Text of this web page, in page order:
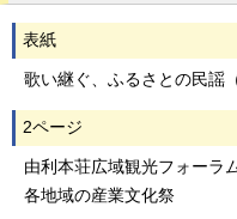
表紙
歌い継ぐ、ふるさとの民謡
2ページ
由利本荘広域観光フォーラ
各地域の産業文化祭